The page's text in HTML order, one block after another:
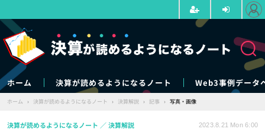
ホーム 決算が読めるようになるノート Web3事例データ
ホーム › 決算が読めるようになるノート › 決算解説 › 記事 › 写真・画像
決算が読めるようになるノート 決算解説 2023.8.21 Mon 6:00